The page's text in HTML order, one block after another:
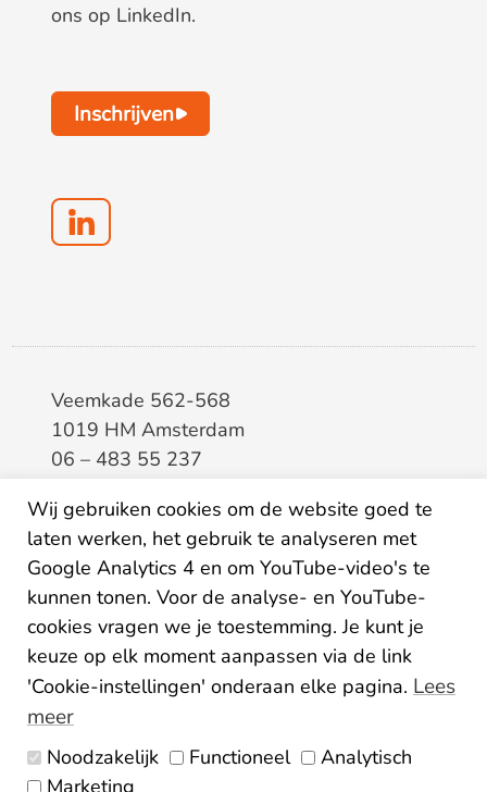
ons op LinkedIn.
Inschrijven
Veemkade 562-568
1019 HM Amsterdam
06 – 483 55 237
BTW8133.20.343.B.01
KvK34207150
IBANNL26ABNA0507435125
Algemene voorwaarden
Wij gebruiken cookies om de website goed te
laten werken, het gebruik te analyseren met
Google Analytics 4 en om YouTube-video's te
kunnen tonen. Voor de analyse- en YouTube-
cookies vragen we je toestemming. Je kunt je
keuze op elk moment aanpassen via de link
'Cookie-instellingen' onderaan elke pagina. Lees
meer
Noodzakelijk Functioneel
Analytisch
Marketing